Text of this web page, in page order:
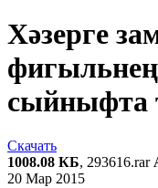
Хәзерге
сыйныфта
Скачать
1008.08 КБ, 293616.rar
20 Мар 2015